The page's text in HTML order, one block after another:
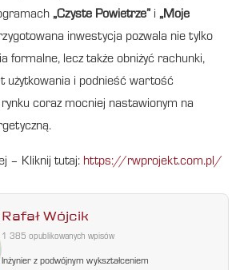
„Czyste Powietrze” i „Moje
inwestycja pozwala nie tylko
formalne, lecz także obniżyć rachunki,
użytkowania i podnieść wartość
coraz mocniej nastawionym na
– Kliknij tutaj: https://rwprojekt.com.pl/
Rafał Wójcik
1 385 opublikowanych wpisów
Inżynier z podwójnym wykształceniem